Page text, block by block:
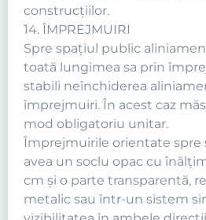
construcţiilor.
14. ÎMPREJMUIRI
Spre spaţiul public
toată lungimea sa prin
stabili neînchiderea
împrejmuiri. În acest caz
mod obligatoriu unitar.
Împrejmuirile orientate spre
avea un soclu opac cu
cm şi o parte transparentă,
metalic sau într-un sistem